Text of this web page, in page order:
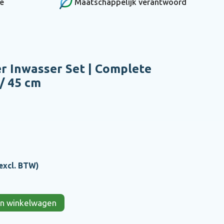
Maatschappelijk verantwoord
Inwasser Set | Complete
45 cm
BTW)
winkelwagen